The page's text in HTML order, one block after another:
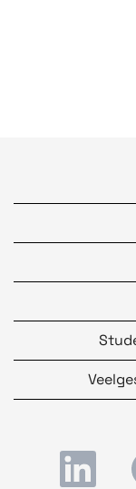
O
e
O
p
e